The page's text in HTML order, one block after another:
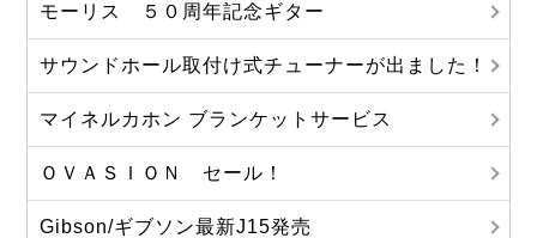
モーリス ５０周年記念ギター
サウンドホール取付け式チューナーが出ました！
マイネルカホン ブランケットサービス
ＯＶＡＳＩＯＮ セール！
Gibson/ギブソン最新J15発売